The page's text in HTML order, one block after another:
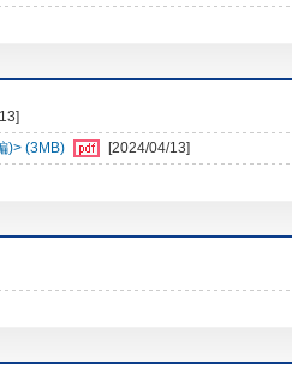
)> (3MB)
[2024/04/13]